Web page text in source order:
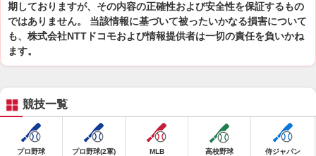
期しておりますが、その内容の正確性および安全性を保証するもの
ではありません。 当該情報に基づいて被ったいかなる損害について
も、株式会社NTTドコモおよび情報提供者は一切の責任を負いかね
ます。
競技一覧
プロ野球 プロ野球(2軍) MLB 高校野球 侍ジャパン